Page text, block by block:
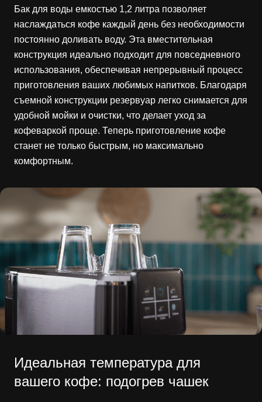
Бак для воды емкостью 1,2 литра позволяет
наслаждаться кофе каждый день без необходимости
постоянно доливать воду. Эта вместительная
конструкция идеально подходит для повседневного
использования, обеспечивая непрерывный процесс
приготовления ваших любимых напитков. Благодаря
съемной конструкции резервуар легко снимается для
удобной мойки и очистки, что делает уход за
кофеваркой проще. Теперь приготовление кофе
станет не только быстрым, но максимально
комфортным.
Идеальная температура для
вашего кофе: подогрев чашек